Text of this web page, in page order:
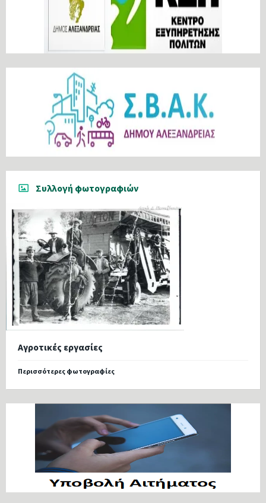
Συλλογή φωτογραφιών
Αγροτικές εργασίες
Περισσότερες φωτογραφίες